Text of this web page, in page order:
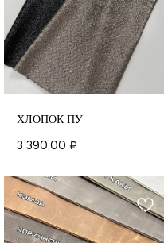
ХЛОПОК ПУ
3 390,00 ₽